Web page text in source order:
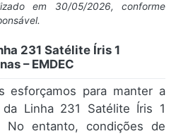
em 30/05/2026, conforme
231 Satélite Íris 1
– EMDEC
esforçamos para manter a
Linha 231 Satélite Íris 1
No entanto, condições de